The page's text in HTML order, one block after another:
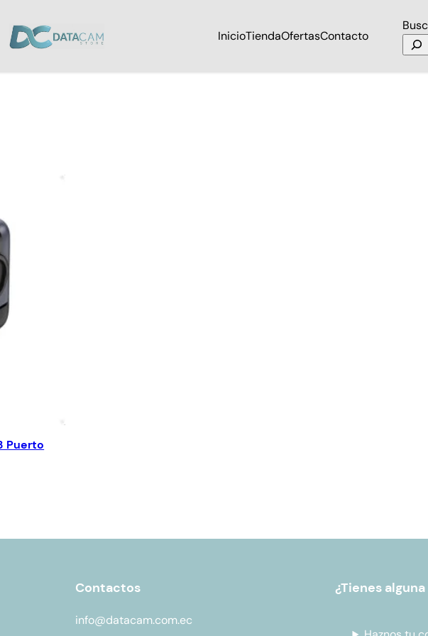
InicioTiendaOfertasContacto
Puerto
Contactos
info@datacam.com.ec
¿Tienes